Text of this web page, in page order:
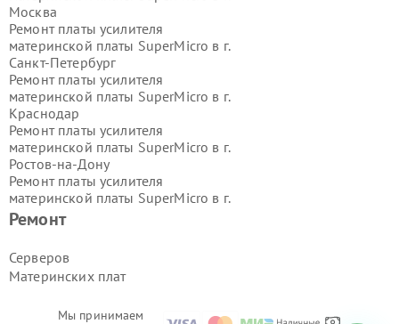
Мы принимаем
Ремонт
Серверов
Материнских плат
Москва
Ремонт платы усилителя
материнской платы SuperMicro в г.
Санкт-Петербург
Ремонт платы усилителя
материнской платы SuperMicro в г.
Краснодар
Ремонт платы усилителя
материнской платы SuperMicro в г.
Ростов-на-Дону
Ремонт платы усилителя
материнской платы SuperMicro в г.
Нижний Новгород
Ремонт платы усилителя
Новосибирск
Ремонт платы усилителя
Екатеринбург